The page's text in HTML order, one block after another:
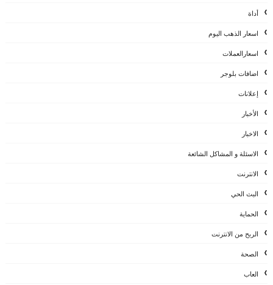
أداة
اسعار الذهب اليوم
اسعارالعملات
اضافات بلوجر
إعلانات
الأخبار
الاخبار
الاسئلة و المشاكل الشائعة
الانترنت
البث الحي
الحماية
الربح من الانترنت
الصحة
العاب